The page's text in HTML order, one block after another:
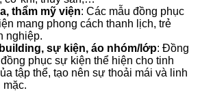
thẩm mỹ viện: Các mẫu đồng phục
mang phong cách thanh lịch, trẻ
nghiệp.
sự kiện, áo nhóm/lớp: Đồng
phục sự kiện thể hiện cho tinh
tập thể, tạo nên sự thoải mái và linh
mặc.